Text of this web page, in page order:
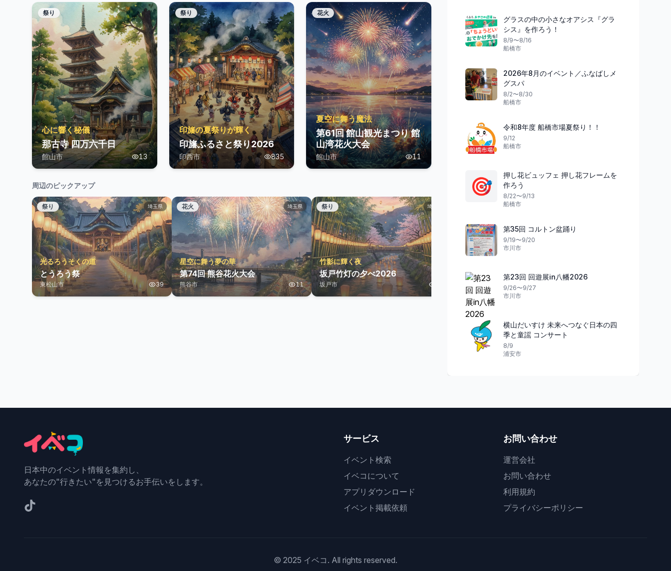
祭り
心に響く秘儀
那古寺 四万六千日
館山市 13
祭り
印旛の夏祭りが輝く
印旛ふるさと祭り2026
印西市 835
花火
夏空に舞う魔法
第61回 館山観光まつり 館
山湾花火大会
館山市 11
周辺のピックアップ
祭り 埼玉県
光るろうそくの道
とうろう祭
東松山市 39
花火 埼玉県
星空に舞う夢の華
第74回 熊谷花火大会
熊谷市 11
祭り 埼玉県
竹影に輝く夜
坂戸竹灯の夕べ2026
坂戸市
玉の内風祭獅子舞
日の出町
グラスの中の小さなオアシス『グラ
シス』を作ろう！
8/9〜8/16
船橋市
2026年8月のイベント／ふなばしメ
グスパ
8/2〜8/30
船橋市
令和8年度 船橋市場夏祭り！！
9/12
船橋市
🎯
押し花ビュッフェ 押し花フレームを
作ろう
8/22〜9/13
船橋市
第35回 コルトン盆踊り
9/19〜9/20
市川市
第23回 回遊展in八幡2026
9/26〜9/27
市川市
横山だいすけ 未来へつなぐ日本の四
季と童謡 コンサート
8/9
浦安市
日本中のイベント情報を集約し、
あなたの"行きたい"を見つけるお手伝いをします。
サービス
イベント検索
イベコについて
アプリダウンロード
イベント掲載依頼
お問い合わせ
運営会社
お問い合わせ
利用規約
プライバシーポリシー
© 2025 イベコ. All rights reserved.